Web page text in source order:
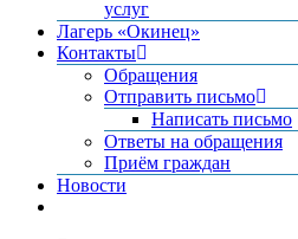
услуг
Лагерь «Окинец»
Контакты
Обращения
Отправить письмо
Написать письмо
Ответы на обращения
Приём граждан
Новости